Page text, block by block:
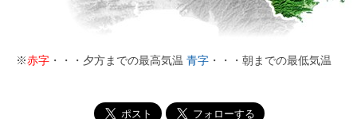
※赤字 ・・・夕方までの最高気温 青字 ・・・朝までの最低気温